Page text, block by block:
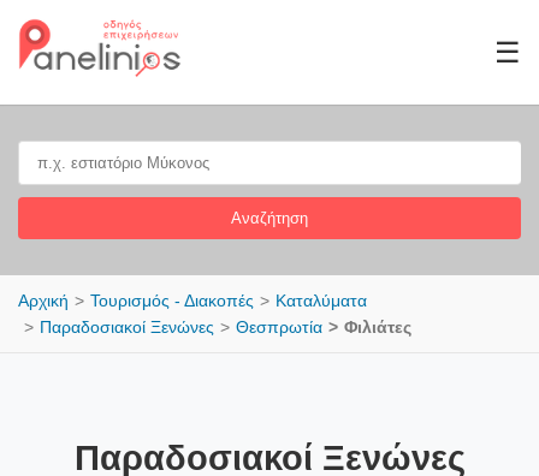
☰
Αναζήτηση
Αρχική Τουρισμός - Διακοπές
Καταλύματα
Παραδοσιακοί Ξενώνες
Θεσπρωτία Φιλιάτες
Παραδοσιακοί Ξενώνες